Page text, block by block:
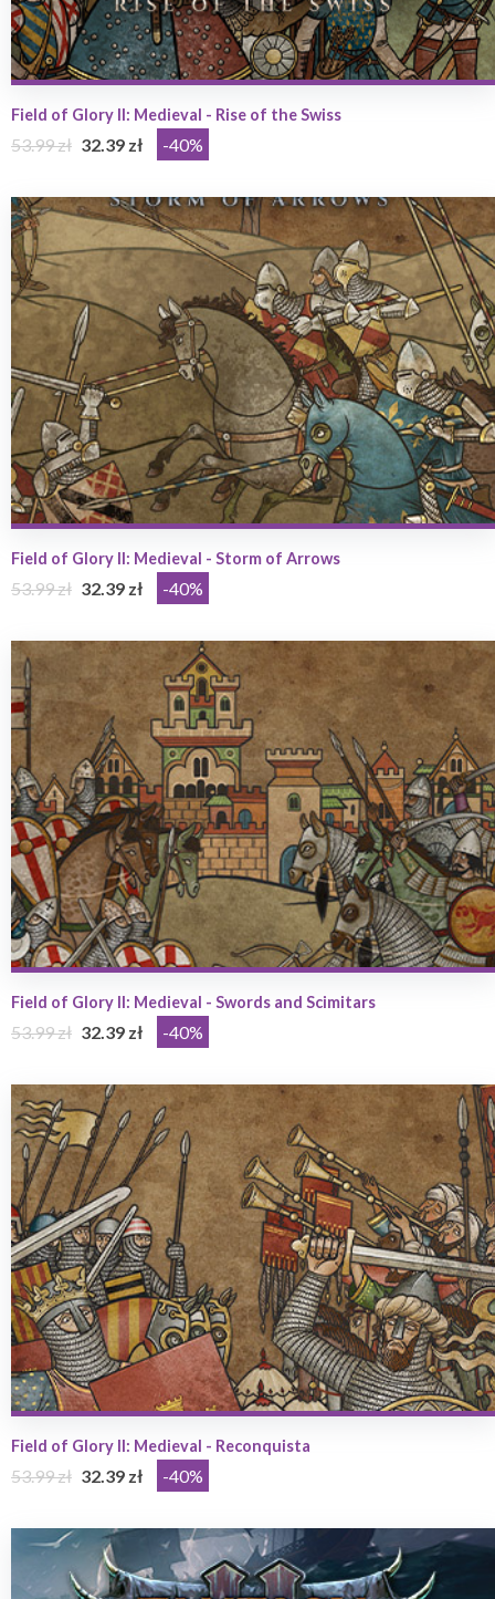
Field of Glory II: Medieval - Rise of the Swiss
53.99 zł 32.39 zł -40%
Field of Glory II: Medieval - Storm of Arrows
53.99 zł 32.39 zł -40%
Field of Glory II: Medieval - Swords and Scimitars
53.99 zł 32.39 zł -40%
Field of Glory II: Medieval - Reconquista
53.99 zł 32.39 zł -40%